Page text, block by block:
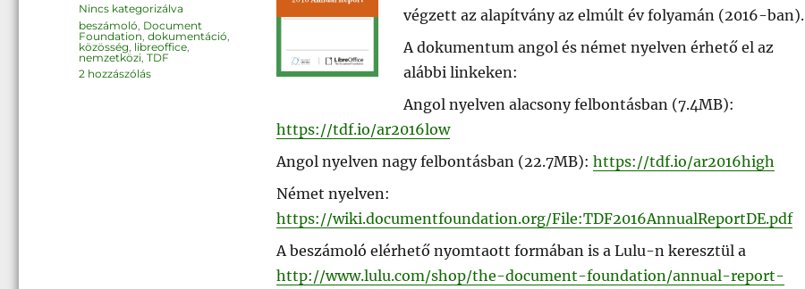
végzett az alapítvány az elmúlt év folyamán (2016-ban).
A dokumentum angol és német nyelven érhető el az
alábbi linkeken:
Angol nyelven alacsony felbontásban (7.4MB):
https://tdf.io/ar2016low
Angol nyelven nagy felbontásban (22.7MB): https://tdf.io/ar2016high
Német nyelven:
https://wiki.documentfoundation.org/File:TDF2016AnnualReportDE.pdf
A beszámoló elérhető nyomtaott formában is a Lulu-n keresztül a
http://www.lulu.com/shop/the-document-foundation/annual-report-
Kategória
Nincs kategorizálva
Címke
beszámoló Document
Foundation ,dokumentáció
közösség libreoffice
nemzetközi ,TDF
2 hozzászólásDocument